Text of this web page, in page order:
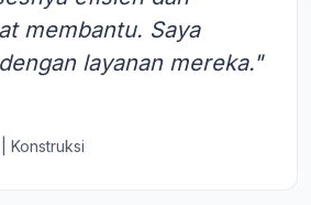
membantu. Saya
layanan mereka."
Konstruksi